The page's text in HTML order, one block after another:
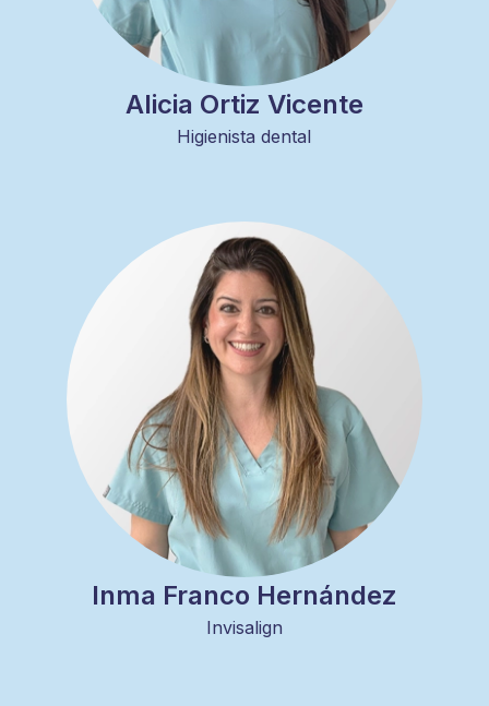
Alicia Ortiz Vicente
Higienista dental
Inma Franco Hernández
Invisalign